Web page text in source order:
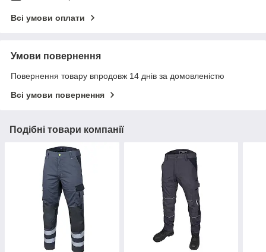
Всі умови оплати
Умови повернення
Повернення товару впродовж 14 днів за домовленістю
Всі умови повернення
Подібні товари компанії